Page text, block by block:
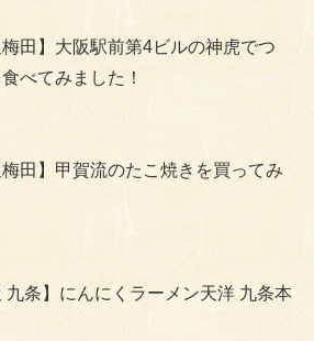
梅田】大阪駅前第4ビルの神虎でつ
べてみました！
梅田】甲賀流のたこ焼きを買ってみ
九条】にんにくラーメン天洋 九条本